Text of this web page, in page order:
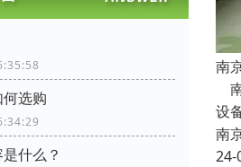
选购
什么？
南
设
南
24-